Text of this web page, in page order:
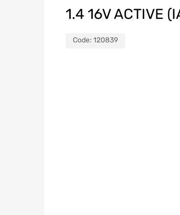
1.4 16V ACTIVE
Code: 120839